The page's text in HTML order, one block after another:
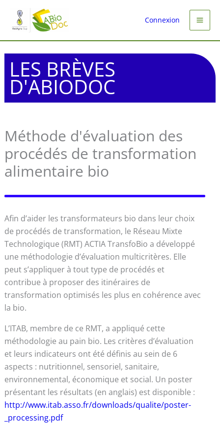
contenu
Connexion
LES BRÈVES
D'ABIODOC
Méthode d'évaluation des
procédés de transformation
alimentaire bio
Afin d’aider les transformateurs bio dans leur choix
de procédés de transformation, le Réseau Mixte
Technologique (RMT) ACTIA TransfoBio a développé
une méthodologie d’évaluation multicritères. Elle
peut s’appliquer à tout type de procédés et
contribue à proposer des itinéraires de
transformation optimisés les plus en cohérence avec
la bio.
L’ITAB, membre de ce RMT, a appliqué cette
méthodologie au pain bio. Les critères d’évaluation
et leurs indicateurs ont été définis au sein de 6
aspects : nutritionnel, sensoriel, sanitaire,
environnemental, économique et social. Un poster
présentant les résultats (en anglais) est disponible :
http://www.itab.asso.fr/downloads/qualite/poster-
_processing.pdf